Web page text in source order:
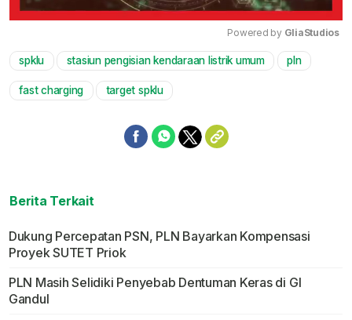
Mute
Powered by GliaStudios
spklu stasiun pengisian kendaraan listrik umum pln
fast charging target spklu
Berita Terkait
Dukung Percepatan PSN, PLN Bayarkan Kompensasi
Proyek SUTET Priok
PLN Masih Selidiki Penyebab Dentuman Keras di GI
Gandul